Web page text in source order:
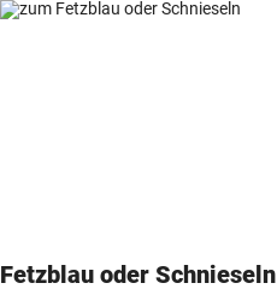
Fetzblau oder Schnieseln